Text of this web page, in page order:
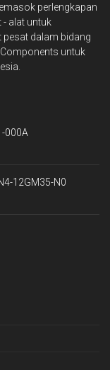
perlengkapan
- alat untuk
pesat dalam bidang
untuk
000A
12GM35-N0